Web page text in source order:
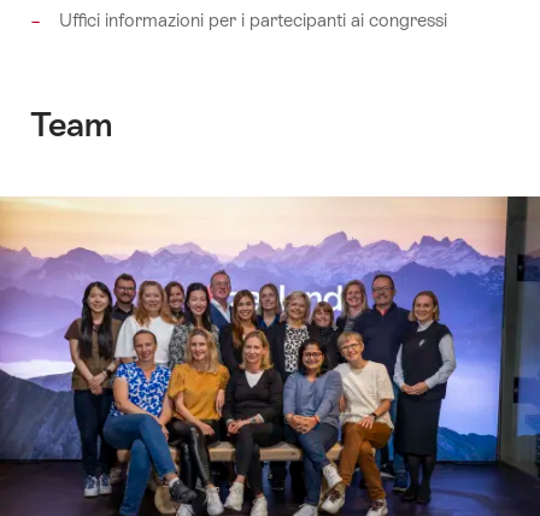
Uffici informazioni per i partecipanti ai congressi
Team